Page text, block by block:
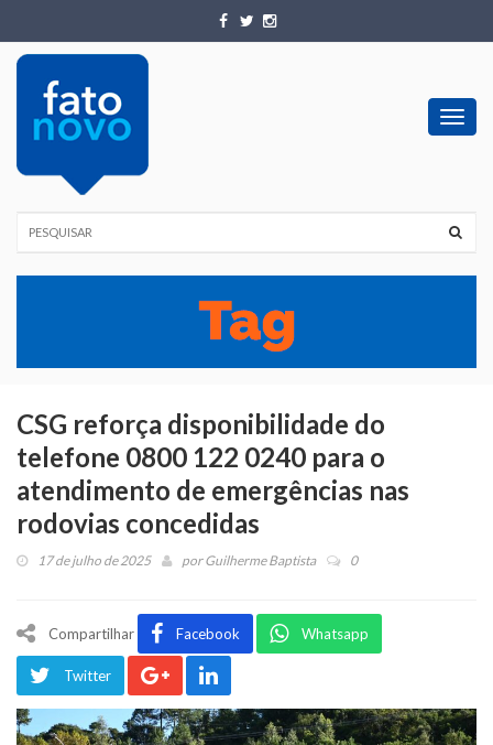
CSG reforça disponibilidade do
telefone 0800 122 0240 para o
atendimento de emergências nas
rodovias concedidas
17 de julho de 2025 porGuilherme Baptista 0
Compartilhar Facebook Whatsapp
Twitter